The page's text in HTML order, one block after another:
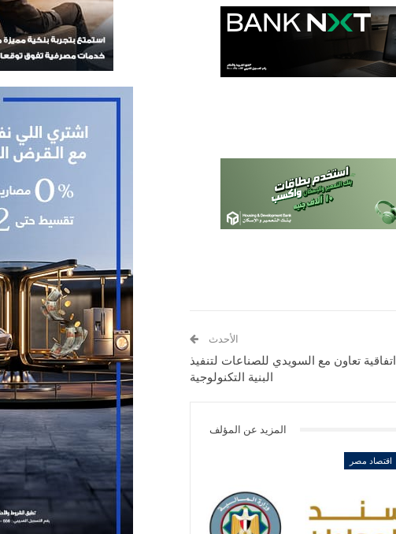
الأحدث
تعاون مع السويدي للصناعات لتنفيذ
البنية التكنولوجية
المزيد عن المؤلف
اقتصاد مصر